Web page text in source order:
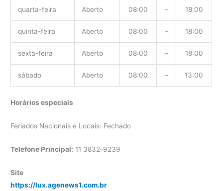
quarta-feira Aberto 08:00 – 18:00
quinta-feira Aberto 08:00 – 18:00
sexta-feira Aberto 08:00 – 18:00
sábado Aberto 08:00 – 13:00
Horários especiais
Feriados Nacionais e Locais: Fechado
Telefone Principal: 11 3832-9239
Site
https://lux.agenews1.com.br